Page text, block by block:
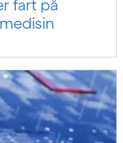
fart på